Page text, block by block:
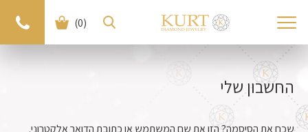
(0)
החשבון שלי
שכח את הסיסמה? הזן את שם המשתמש או כתובת הדואר אלקטרוני.